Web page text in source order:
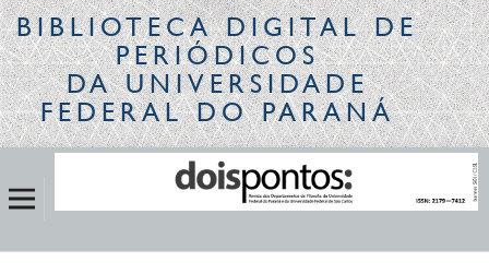
Legislação
Canais
BIBLIOTECA DIGITALDE
PERIÓDICOS
DA UNIVERSIDADE
FEDERAL DO PARANÁ